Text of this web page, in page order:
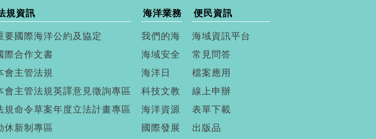
規資訊
要國際海洋公約及協定
際合作文書
會主管法規
會主管法規英譯意見徵詢專區
規命令草案年度立法計畫專區
休新制專區
海洋業務
我們的海
海域安全
海洋日
科技文教
海洋資源
國際發展
便民資訊
海域資訊平台
常見問答
檔案應用
線上申辦
表單下載
出版品